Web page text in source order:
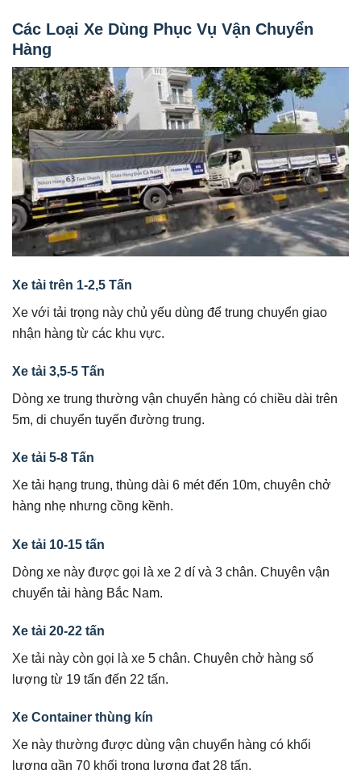
Các Loại Xe Dùng Phục Vụ Vận Chuyển
Hàng
Xe tải trên 1-2,5 Tấn
Xe với tải trọng này chủ yếu dùng để trung chuyển giao
nhận hàng từ các khu vực.
Xe tải 3,5-5 Tấn
Dòng xe trung thường vận chuyển hàng có chiều dài trên
5m, di chuyển tuyến đường trung.
Xe tải 5-8 Tấn
Xe tải hạng trung, thùng dài 6 mét đến 10m, chuyên chở
hàng nhẹ nhưng cồng kềnh.
Xe tải 10-15 tấn
Dòng xe này được gọi là xe 2 dí và 3 chân. Chuyên vận
chuyển tải hàng Bắc Nam.
Xe tải 20-22 tấn
Xe tải này còn gọi là xe 5 chân. Chuyên chở hàng số
lượng từ 19 tấn đến 22 tấn.
Xe Container thùng kín
Xe này thường được dùng vận chuyển hàng có khối
lượng gần 70 khối trọng lượng đạt 28 tấn.